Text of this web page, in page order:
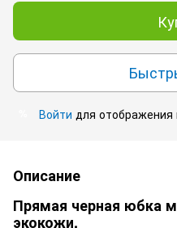
Войти для отображения
Описание
Прямая черная юбка
экокожи.